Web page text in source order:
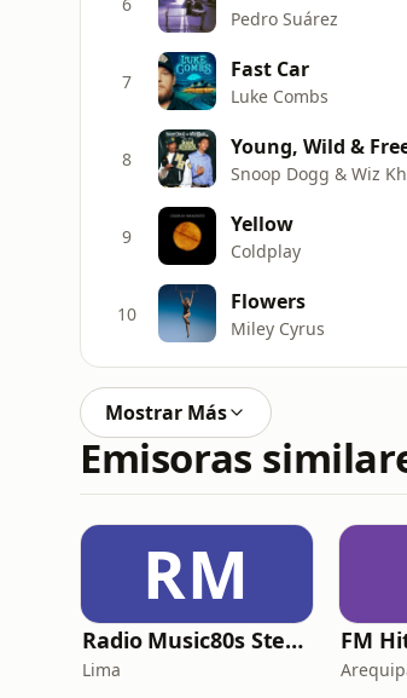
Pedro Suárez
7 Fast Car
Luke Combs
8 Young, Wild &
Snoop Dogg & Wiz
9 Yellow
Coldplay
10 Flowers
Miley Cyrus
Mostrar Más
Emisoras
RM
Radio Music80s Stereo
Lima
FM